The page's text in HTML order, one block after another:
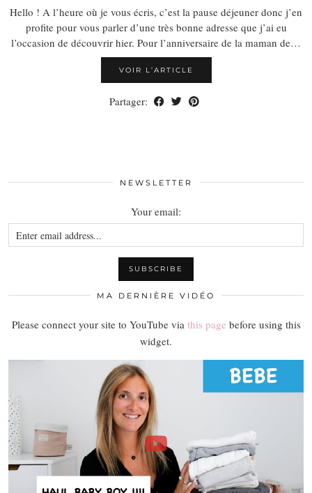
Hello ! A l’heure où je vous écris, c’est la pause déjeuner donc j’en
profite pour vous parler d’une très bonne adresse que j’ai eu
l’occasion de découvrir hier. Pour l’anniversaire de la maman de…
VOIR L’ARTICLE
Partager:
NEWSLETTER
Your email:
MA DERNIÈRE VIDÉO
Please connect your site to YouTube via this page before using this
widget.